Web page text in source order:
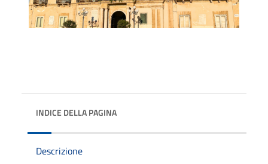
INDICE DELLA PAGINA
Descrizione